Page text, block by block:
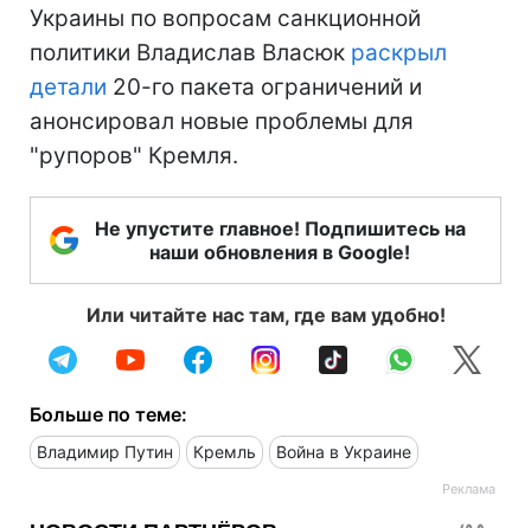
Украины по вопросам санкционной
политики Владислав Власюк раскрыл
детали 20-го пакета ограничений и
анонсировал новые проблемы для
"рупоров" Кремля.
Не упустите главное! Подпишитесь на
наши обновления в Google!
Или читайте нас там, где вам удобно!
Больше по теме:
Владимир Путин Кремль Война в Украине